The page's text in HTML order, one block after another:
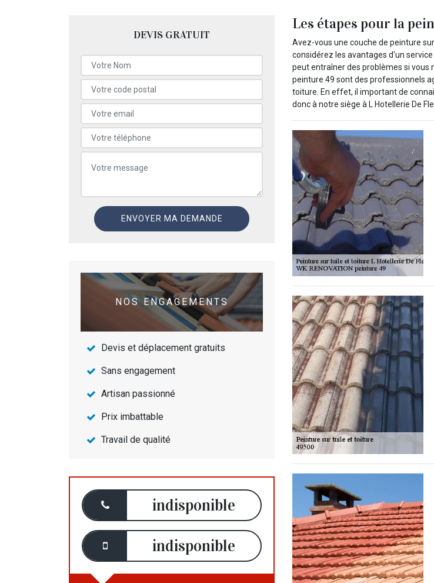
DEVIS GRATUIT
NOS ENGAGEMENTS
Devis et déplacement gratuits
Sans engagement
Artisan passionné
Prix imbattable
Travail de qualité
indisponible
indisponible
Les étapes pour la
Avez-vous une couche de peinture
considérez les avantages d'un
peut entraîner des problèmes si vous
peinture 49 sont des professionnels
toiture. En effet, il important de
donc à notre siège à L Hotellerie De